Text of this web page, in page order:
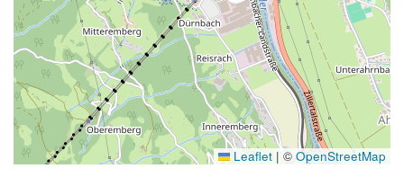
Leaflet | © OpenStreetMap